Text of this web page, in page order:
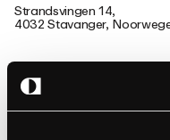
Volg ons
Strandsvingen 14,
4032 Stavanger,